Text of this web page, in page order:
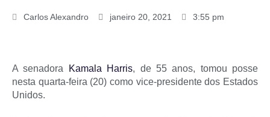
Carlos Alexandro janeiro 20, 2021 3:55 pm
A senadora Kamala Harris, de 55 anos, tomou posse
nesta quarta-feira (20) como vice-presidente dos Estados
Unidos.